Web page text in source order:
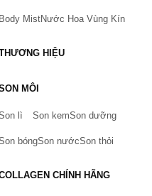
hay mua hàng?
cho chúng tôi qua số
Body MistNước Hoa Vùng Kín
HIỆU
MÔI
lì Son kemSon dưỡng
bóngSon nướcSon thỏi
CHÍNH HÃNG